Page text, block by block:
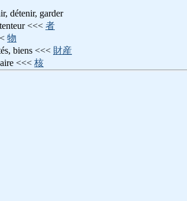
détenir, garder
<<< 者
物
biens <<< 財産
<<< 核